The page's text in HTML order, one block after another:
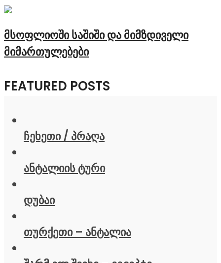
მსოფლიოში საშიში და მიმზდიველი
მიმართულებები
FEATURED POSTS
ჩეხეთი / პრაღა
ანტალიის ტური
დუბაი
თურქეთი – ანტალია